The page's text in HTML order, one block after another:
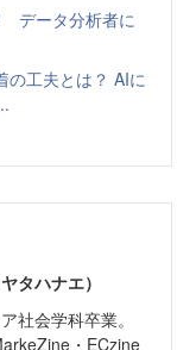
データ分析者に
の工夫とは？ AIに
タハナエ）
社会学科卒業。
・ECzine